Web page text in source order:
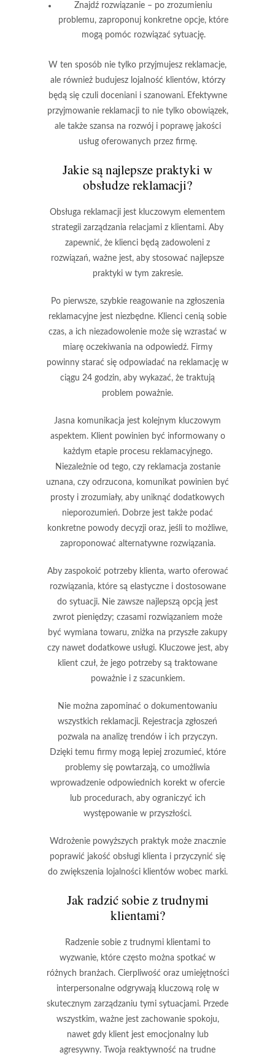
Znajdź rozwiązanie – po zrozumieniu
problemu, zaproponuj konkretne opcje, które
mogą pomóc rozwiązać sytuację.
W ten sposób nie tylko przyjmujesz reklamacje,
ale również budujesz lojalność klientów, którzy
będą się czuli doceniani i szanowani. Efektywne
przyjmowanie reklamacji to nie tylko obowiązek,
ale także szansa na rozwój i poprawę jakości
usług oferowanych przez firmę.
Jakie są najlepsze praktyki w
obsłudze reklamacji?
Obsługa reklamacji jest kluczowym elementem
strategii zarządzania relacjami z klientami. Aby
zapewnić, że klienci będą zadowoleni z
rozwiązań, ważne jest, aby stosować najlepsze
praktyki w tym zakresie.
Po pierwsze, szybkie reagowaniena zgłoszenia
reklamacyjne jest niezbędne. Klienci cenią sobie
czas, a ich niezadowolenie może się wzrastać w
miarę oczekiwania na odpowiedź. Firmy
powinny starać się odpowiadać na reklamację w
ciągu 24 godzin, aby wykazać, że traktują
problem poważnie.
Jasna komunikacja jest kolejnym kluczowym
aspektem. Klient powinien być informowany o
każdym etapie procesu reklamacyjnego.
Niezależnie od tego, czy reklamacja zostanie
uznana, czy odrzucona, komunikat powinien być
prosty i zrozumiały, aby uniknąć dodatkowych
nieporozumień. Dobrze jest także podać
konkretne powody decyzji oraz, jeśli to możliwe,
zaproponować alternatywne rozwiązania.
Aby zaspokoić potrzeby klienta, warto oferować
rozwiązania, które są elastyczne i dostosowane
do sytuacji. Nie zawsze najlepszą opcją jest
zwrot pieniędzy; czasami rozwiązaniem może
być wymiana towaru, zniżka na przyszłe zakupy
czy nawet dodatkowe usługi. Kluczowe jest, aby
klient czuł, że jego potrzeby są traktowane
poważnie i z szacunkiem.
Nie można zapominać o dokumentowaniu
wszystkich reklamacji. Rejestracja zgłoszeń
pozwala na analizę trendów i ich przyczyn.
Dzięki temu firmy mogą lepiej zrozumieć, które
problemy się powtarzają, co umożliwia
wprowadzenie odpowiednich korekt w ofercie
lub procedurach, aby ograniczyć ich
występowanie w przyszłości.
Wdrożenie powyższych praktyk może znacznie
poprawić jakość obsługi klienta i przyczynić się
do zwiększenia lojalności klientów wobec marki.
Jak radzić sobie z trudnymi
klientami?
Radzenie sobie z trudnymi klientami to
wyzwanie, które często można spotkać w
różnych branżach. Cierpliwość oraz umiejętności
interpersonalne odgrywają kluczową rolę w
skutecznym zarządzaniu tymi sytuacjami. Przede
wszystkim, ważne jest zachowanie spokoju,
nawet gdy klient jest emocjonalny lub
agresywny. Twoja reaktywność na trudne